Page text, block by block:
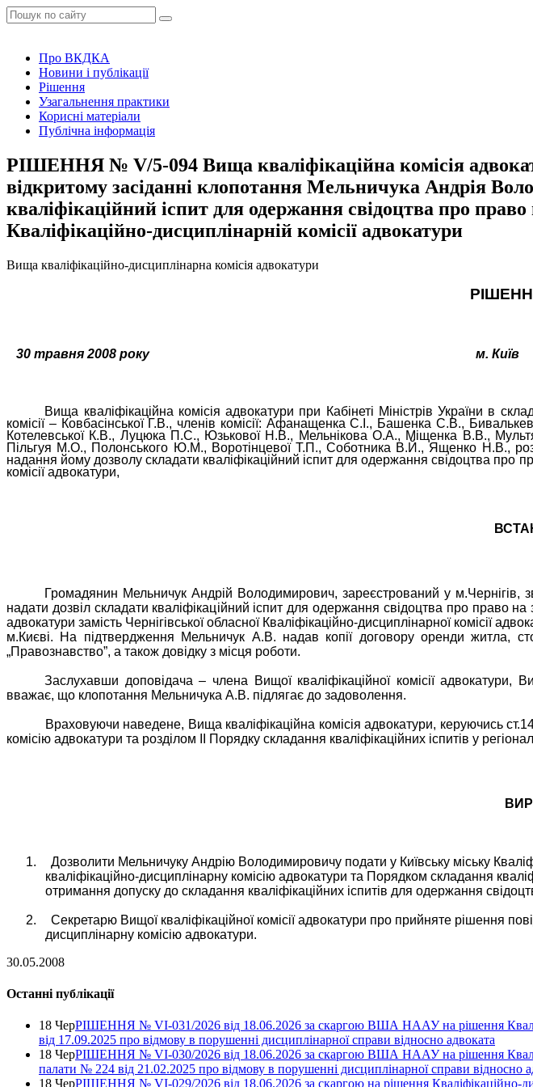
Про ВКДКА
Новини і публікації
Рішення
Узагальнення практики
Корисні матеріали
Публічна інформація
РІШЕННЯ № V/5-094 Вища кваліфікаційна комісія
відкритому засіданні клопотання Мельничука Андрія
кваліфікаційний іспит для одержання свідоцтва про
Кваліфікаційно-дисциплінарній комісії адвокатури
Вища кваліфікаційно-дисциплінарна комісія адвокатури
30 травня 2008 року м. Київ
Вища кваліфікаційна комісія адвокатури при Кабінеті Міністрів України в
комісії – Ковбасінської Г.В., членів комісії: Афанащенка С.І., Башенка С.В.,
Котелевської К.В., Луцюка П.С., Юзькової Н.В., Мельнікова О.А., Міщенка В.В.,
Пільгуя М.О., Полонського Ю.М., Воротінцевої Т.П., Соботника В.Й., Ященко Н.В.,
надання йому дозволу складати кваліфікаційний іспит для одержання свідоцтва про
комісії адвокатури,
Громадянин Мельничук Андрій Володимирович, зареєстрований у м.Чернігів,
надати дозвіл складати кваліфікаційний іспит для одержання свідоцтва про право на
адвокатури замість Чернігівської обласної Кваліфікаційно-дисциплінарної комісії
м.Києві. На підтвердження Мельничук А.В. надав копії договору оренди житла,
„Правознавство”, а також довідку з місця роботи.
Заслухавши доповідача – члена Вищої кваліфікаційної комісії адвокатури,
вважає, що клопотання Мельничука А.В. підлягає до задоволення.
Враховуючи наведене, Вища кваліфікаційна комісія адвокатури, керуючись
комісію адвокатури та розділом
Порядку складання кваліфікаційних іспитів у
1.
Дозволити Мельничуку Андрію Володимировичу подати у Київську міську
кваліфікаційно-дисциплінарну комісію адвокатури та Порядком складання
отримання допуску до складання кваліфікаційних іспитів для одержання
2.
Секретарю Вищої кваліфікаційної комісії адвокатури про прийняте рішення
дисциплінарну комісію адвокатури.
30.05.2008
Останні публікації
18 ЧерРІШЕННЯ № VІ-031/2026 від 18.06.2026 за скаргою ВША НААУ на рішення
від 17.09.2025 про відмову в порушенні дисциплінарної справи відносно адвоката
18 ЧерРІШЕННЯ № VІ-030/2026 від 18.06.2026 за скаргою ВША НААУ на рішення
палати № 224 від 21.02.2025 про відмову в порушенні дисциплінарної справи відносно
18 ЧерРІШЕННЯ № VІ-029/2026 від 18.06.2026 за скаргою на рішення Кваліфікаційно-